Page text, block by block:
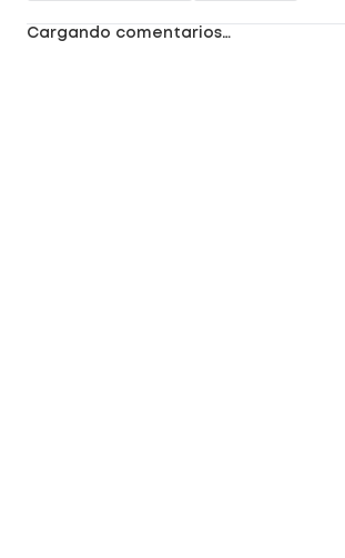
Cargando comentarios…